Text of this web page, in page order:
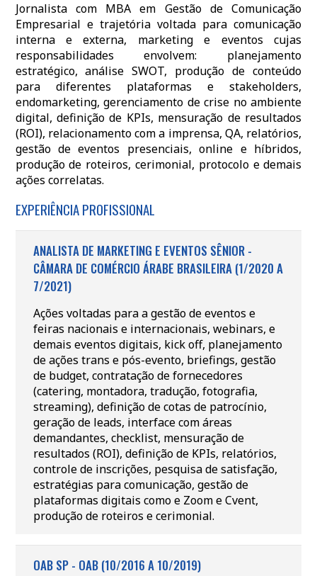
Jornalista com MBA em Gestão de Comunicação
Empresarial e trajetória voltada para comunicação
interna e externa, marketing e eventos cujas
responsabilidades envolvem: planejamento
estratégico, análise SWOT, produção de conteúdo
para diferentes plataformas e stakeholders,
endomarketing, gerenciamento de crise no ambiente
digital, definição de KPIs, mensuração de resultados
(ROI), relacionamento com a imprensa, QA, relatórios,
gestão de eventos presenciais, online e híbridos,
produção de roteiros, cerimonial, protocolo e demais
ações correlatas.
EXPERIÊNCIA PROFISSIONAL
ANALISTA DE MARKETING E EVENTOS SÊNIOR -
CÂMARA DE COMÉRCIO ÁRABE BRASILEIRA (1/2020 A
7/2021)
Ações voltadas para a gestão de eventos e
feiras nacionais e internacionais, webinars, e
demais eventos digitais, kick off, planejamento
de ações trans e pós-evento, briefings, gestão
de budget, contratação de fornecedores
(catering, montadora, tradução, fotografia,
streaming), definição de cotas de patrocínio,
geração de leads, interface com áreas
demandantes, checklist, mensuração de
resultados (ROI), definição de KPIs, relatórios,
controle de inscrições, pesquisa de satisfação,
estratégias para comunicação, gestão de
plataformas digitais como e Zoom e Cvent,
produção de roteiros e cerimonial.
OAB SP - OAB (10/2016 A 10/2019)